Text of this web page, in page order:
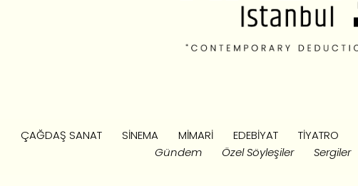
ÇAĞDAŞ SANAT SINEMA MIMARI EDEBIYAT TIYATRO
Gündem
Özel Söyleşiler Sergiler